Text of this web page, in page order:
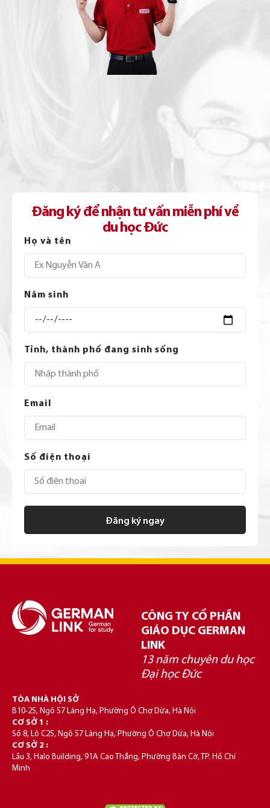
Đăng ký để nhận tư vấn miễn phí về
du học Đức
Họ và tên
Năm sinh
Tỉnh, thành phố đang sinh sống
Email
Số điện thoại
Đăng ký ngay
CÔNG TY CỔ PHẦN
GIÁO DỤC GERMAN
LINK
13 năm chuyên du học
Đại học Đức
TÒA NHÀ HỘI SỞ
B10-25, Ngõ 57 Láng Hạ, Phường Ô Chợ Dừa, Hà Nội
CƠ SỞ 1 :
Số 8, Lô C25, Ngõ 57 Láng Hạ, Phường Ô Chợ Dừa, Hà Nội
CƠ SỞ 2 :
Lầu 3, Halo Building, 91A Cao Thắng, Phường Bàn Cờ, TP. Hồ Chí
Minh